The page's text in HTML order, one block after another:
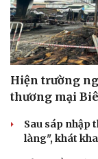
Làm đẹp - giảm
Phòng mạch online
Ăn sạch sống khỏe
Hiện trường
thương mại
Sau sáp nhập
làng", khát